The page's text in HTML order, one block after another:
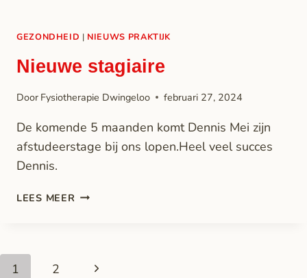
GEZONDHEID | NIEUWS PRAKTIJK
Nieuwe stagiaire
Door Fysiotherapie Dwingeloo februari 27, 2024
De komende 5 maanden komt Dennis Mei zijn
afstudeerstage bij ons lopen.Heel veel succes
Dennis.
LEES MEER
1 2